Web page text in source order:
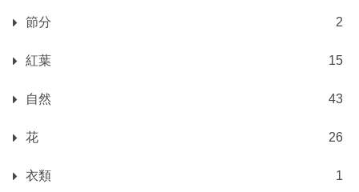
節分 2
紅葉 15
自然 43
花 26
衣類 1